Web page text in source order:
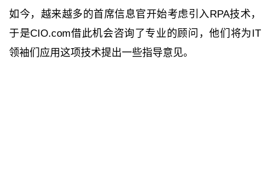
如今，越来越多的首席信息官开始考虑引入RPA技术，
于是CIO.com借此机会咨询了专业的顾问，他们将为IT
领袖们应用这项技术提出一些指导意见。